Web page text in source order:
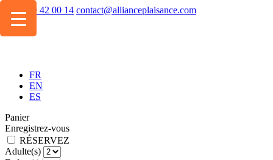
+334 49 42 00 14 contact@allianceplaisance.com
FR
EN
ES
Panier
Enregistrez-vous
RÉSERVEZ
Adulte(s)